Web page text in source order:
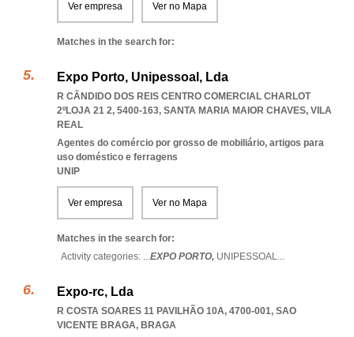
Ver empresa Ver no Mapa
Matches in the search for:
Expo Porto, Unipessoal, Lda
R CÂNDIDO DOS REIS CENTRO COMERCIAL CHARLOT
2ºLOJA 21 2, 5400-163, SANTA MARIA MAIOR CHAVES, VILA
REAL
Agentes do comércio por grosso de mobiliário, artigos para
uso doméstico e ferragens
UNIP
Ver empresa Ver no Mapa
Matches in the search for:
Activity categories: ...EXPO PORTO, UNIPESSOAL...
Expo-rc, Lda
R COSTA SOARES 11 PAVILHÃO 10A, 4700-001, SAO
VICENTE BRAGA, BRAGA